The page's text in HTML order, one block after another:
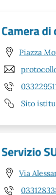
Camera
Piazza
Sito
Servizio
Via